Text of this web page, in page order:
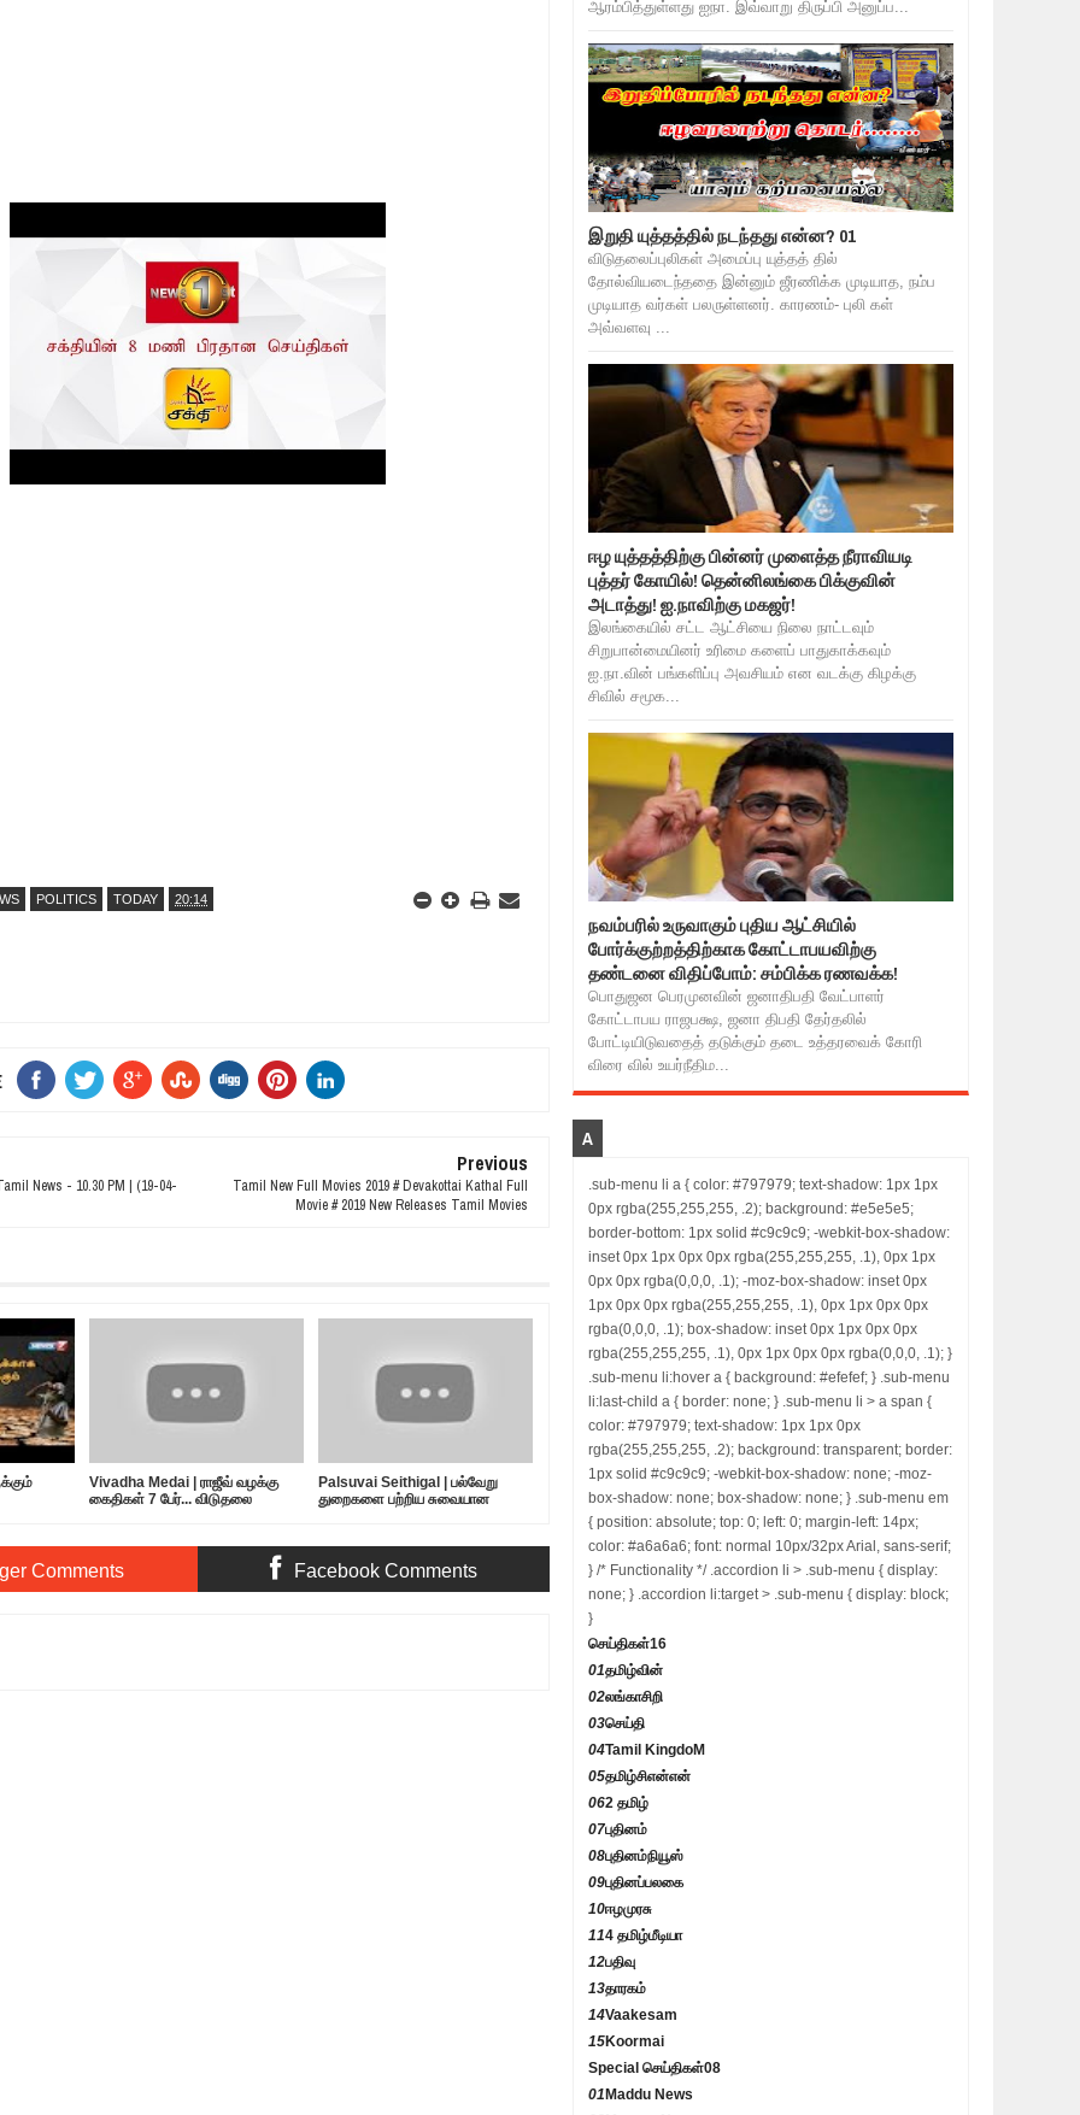
POLITICS TODAY 20:14
News - 10.30 PM | (19-04-
Previous
Tamil New Full Movies 2019 # Devakottai Kathal Full
Movie # 2019 New Releases Tamil Movies
Vivadha Medai | ராஜீவ் வழக்கு
கைதிகள் 7 பேர்... விடுதலை
Palsuvai Seithigal | பல்வேறு
துறைகளை பற்றிய சுவையான
Comments Facebook Comments
ஆரம்பித்துள்ளது ஐநா. இவ்வாறு திருப்பி அனுப்ப...
இறுதி யுத்தத்தில் நடந்தது என்ன? 01
விடுதலைப்புலிகள் அமைப்பு யுத்தத் தில்
தோல்வியடைந்ததை இன்னும் ஜீரணிக்க முடியாத, நம்ப
முடியாத வர்கள் பலருள்ளனர். காரணம்- புலி கள்
அவ்வளவு ...
ஈழ யுத்தத்திற்கு பின்னர் முளைத்த நீராவியடி
புத்தர் கோயில்! தென்னிலங்கை பிக்குவின்
அடாத்து! ஐ.நாவிற்கு மகஜர்!
இலங்கையில் சட்ட ஆட்சியை நிலை நாட்டவும்
சிறுபான்மையினர் உரிமை களைப் பாதுகாக்கவும்
ஐ.நா.வின் பங்களிப்பு அவசியம் என வடக்கு கிழக்கு
சிவில் சமூக...
நவம்பரில் உருவாகும் புதிய ஆட்சியில்
போர்க்குற்றத்திற்காக கோட்டாபயவிற்கு
தண்டனை விதிப்போம்: சம்பிக்க ரணவக்க!
பொதுஜன பெரமுனவின் ஜனாதிபதி வேட்பாளர்
கோட்டாபய ராஜபக்ஷ, ஜனா திபதி தேர்தலில்
போட்டியிடுவதைத் தடுக்கும் தடை உத்தரவைக் கோரி
விரை வில் உயர்நீதிம...
A
.sub-menu li a { color: #797979; text-shadow: 1px 1px
0px rgba(255,255,255, .2); background: #e5e5e5;
border-bottom: 1px solid #c9c9c9; -webkit-box-shadow:
inset 0px 1px 0px 0px rgba(255,255,255, .1), 0px 1px
0px 0px rgba(0,0,0, .1); -moz-box-shadow: inset 0px
1px 0px 0px rgba(255,255,255, .1), 0px 1px 0px 0px
rgba(0,0,0, .1); box-shadow: inset 0px 1px 0px 0px
rgba(255,255,255, .1), 0px 1px 0px 0px rgba(0,0,0, .1); }
.sub-menu li:hover a { background: #efefef; } .sub-menu
li:last-child a { border: none; } .sub-menu li > a span {
color: #797979; text-shadow: 1px 1px 0px
rgba(255,255,255, .2); background: transparent; border:
1px solid #c9c9c9; -webkit-box-shadow: none; -moz-
box-shadow: none; box-shadow: none; } .sub-menu em
{ position: absolute; top: 0; left: 0; margin-left: 14px;
color: #a6a6a6; font: normal 10px/32px Arial, sans-serif;
} /* Functionality */ .accordion li > .sub-menu { display:
none; } .accordion li:target > .sub-menu { display: block;
}
செய்திகள்16
01தமிழ்வின்
02லங்காசிறி
03செய்தி
04Tamil KingdoM
05தமிழ்சிஎன்என்
062 தமிழ்
07புதினம்
08புதினம்நியூஸ்
09புதினப்பலகை
10ஈழமுரசு
114 தமிழ்மீடியா
12பதிவு
13தாரகம்
14Vaakesam
15Koormai
Special செய்திகள்08
01 Maddu News